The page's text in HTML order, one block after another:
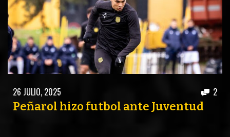
26 JULIO, 2025 2
Peñarol hizo futbol ante Juventud